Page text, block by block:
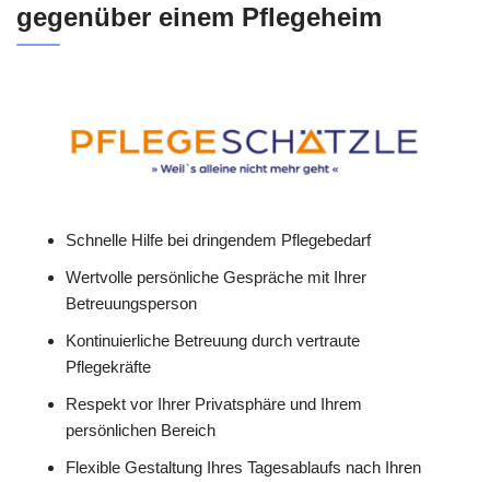
gegenüber einem Pflegeheim
Schnelle Hilfe bei dringendem Pflegebedarf
Wertvolle persönliche Gespräche mit Ihrer
Betreuungsperson
Kontinuierliche Betreuung durch vertraute
Pflegekräfte
Respekt vor Ihrer Privatsphäre und Ihrem
persönlichen Bereich
Flexible Gestaltung Ihres Tagesablaufs nach Ihren